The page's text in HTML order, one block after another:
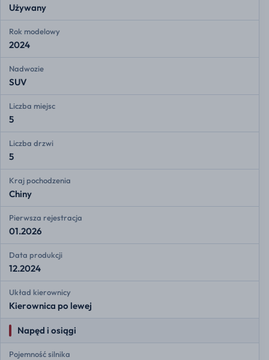
Używany
Rok modelowy
2024
Nadwozie
SUV
Liczba miejsc
5
Liczba drzwi
5
Kraj pochodzenia
Chiny
Pierwsza rejestracja
01.2026
Data produkcji
12.2024
Układ kierownicy
Kierownica po lewej
Napęd i osiągi
Pojemność silnika